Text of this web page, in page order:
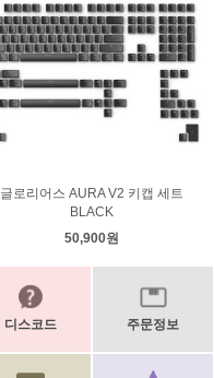
글로리어스 AURA V2 키캡 세트
BLACK
50,900원
디스코드 주문정보